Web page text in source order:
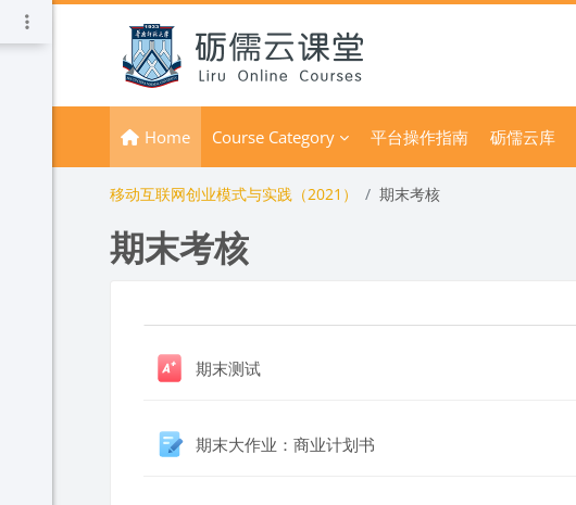
Home Course Category 平台操作指南 砺儒云库
移动互联网创业模式与实践（2021） 期末考核
期末考核
ブロック
セクションアウトライン
期末测试小テスト
期末大作业：商业计划书課題